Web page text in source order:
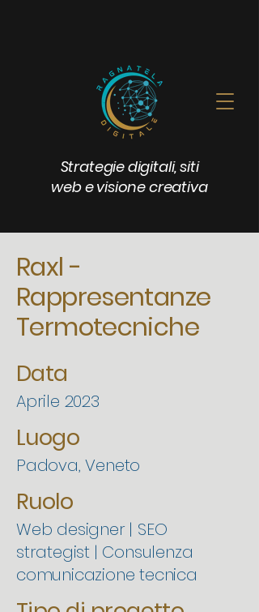
Strategie digitali, siti
web e visione creativa
Raxl -
Rappresentanze
Termotecniche
Data
Aprile 2023
Luogo
Padova, Veneto
Ruolo
Web designer | SEO
strategist | Consulenza
comunicazione tecnica